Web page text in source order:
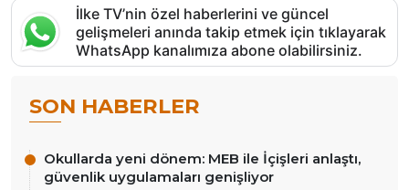
İlke TV’nin özel haberlerini ve güncel
gelişmeleri anında takip etmek için tıklayarak
WhatsApp kanalımıza abone olabilirsiniz.
SON HABERLER
Okullarda yeni dönem: MEB ile İçişleri anlaştı,
güvenlik uygulamaları genişliyor